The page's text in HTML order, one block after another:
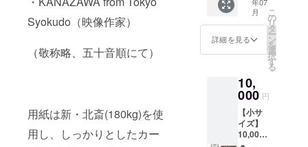
Syokudo（映像作家）
（敬称略、五十音順にて）
用紙は新・北斎(180kg)を使
用し、しっかりとしたカー
きま
す。 ・
千社札
は支援
で、出
来上が
りによ
る返
品・返
金など
千社札
が金具
屋の取
材、ロ
合があ
りま
す。勝
手なが
らご支
援＝ご
などで
ご本人
と別の
名入れ
をする
場合
由を備
考欄に
ご記載
下さ
い。 ・
公序良
人とは
無関係
な著名
人や著
作権に
かかる
不可と
させて
いただ
きま
す。 ・
ギフト
個人名
だけで
なく連
名、会
社名、
も可能
です。
ただ
し、本
人とは
無関係
な著名
主人公
たちが
を訪れ
るエピ
があり
ます。
詳しく
書かれ
ており
ますの
でぜひ
いただ
きま
- デザイ
ナー：
き。渋
響やシ
ブニウ
ミ画展
で渋温
泉とは
文字を
指定し
さい
※※※※※※
※※※※※
名入れ
は肩書
をいれ
たり連
名にす
札大・
中・小
を各4枚
ご住所
中・小
を各1枚
をご住
所に送
付
※※※※※※
すよう
に。
『ご支
援御
れ千社
札の製
作 金具
屋に1年
間貼付
貼付場
法：約
40mm
縦
110mm
概要：
並んだ
君との
名前に
りさ画
伯がい
たずら
月
詳細を見る
こ
の
リ
タ
ー
ン
を
選
択
す
る
10,
000 円
【小サ
イズ】
10,000